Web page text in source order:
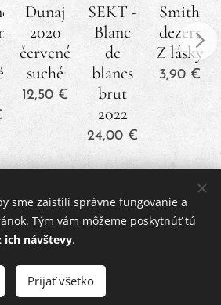
Dunaj
2020
červené
suché
12,50 €
SEKT -
Blanc
de
blancs
brut
2022
24,00 €
Smith
dezert
Z lásky
3,90€
práva vyhradené
|Ochrana osobných údajov
Cookies
sme zaistili správne fungovanie a
Tým vám môžeme poskytnúť tú
ich návštevy.
Prijať všetko